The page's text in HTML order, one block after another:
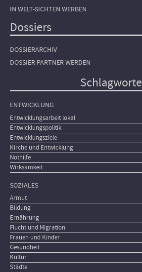
IN WELT-SICHTEN WERBEN
Dossiers
DOSSIERARCHIV
DOSSIER-PARTNER WERDEN
Schlagworte
ENTWICKLUNG
Entwicklungsarbeit lokal
Entwicklungspolitik
Entwicklungsziele
Kirche und Entwicklung
Nothilfe
Wirksamkeit
SOZIALES
Armut
Bildung
Ernährung
Flucht und Migration
Frauen und Kinder
Gesundheit
Kultur
Städte